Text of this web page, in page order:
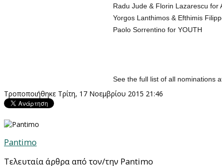
Radu Jude & Florin Lazarescu for
Yorgos Lanthimos & Efthimis
Paolo Sorrentino for YOUTH
See the full list of all nominations
Τροποποιήθηκε Τρίτη, 17 Νοεμβρίου 2015 21:46
Pantimo
Τελευταία άρθρα από τον/την Pantimo